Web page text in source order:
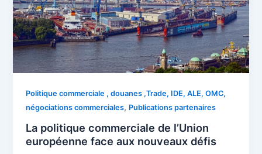
Politique commerciale , douanes ,Trade, IDE, ALE, OMC,
négociations commerciales, Publications partenaires
La politique commerciale de l’Union
européenne face aux nouveaux défis